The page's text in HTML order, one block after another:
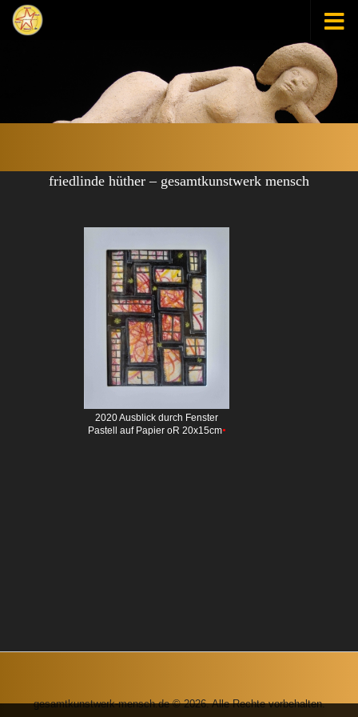
Zum Inhalt springen
friedlinde hüther – gesamtkunstwerk mensch
2020 Ausblick durch Fenster
Pastell auf Papier oR 20x15cm•
gesamtkunstwerk-mensch.de © 2026. Alle Rechte vorbehalten.